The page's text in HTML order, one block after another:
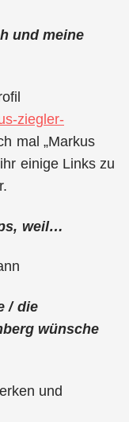
und meine
ziegler-
mal „Markus
einige Links zu
weil…
/ die
wünsche
und